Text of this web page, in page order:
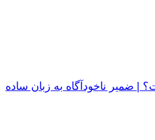
| ضمیر ناخودآگاه به زبان ساده